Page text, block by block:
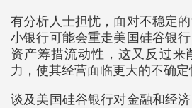
有分析人士担忧，面对不稳定
小银行可能会重走美国硅谷银
资产筹措流动性，这又反过来
力，使其经营面临更大的不确定
谈及美国硅谷银行对金融和经